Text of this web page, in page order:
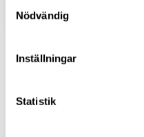
Nödvändig
Inställningar
Statistik
VISA HELA BESKRIVNINGEN